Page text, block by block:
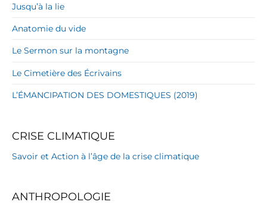
Jusqu’à la lie
Anatomie du vide
Le Sermon sur la montagne
Le Cimetière des Écrivains
L’ÉMANCIPATION DES DOMESTIQUES (2019)
CRISE CLIMATIQUE
Savoir et Action à l’âge de la crise climatique
ANTHROPOLOGIE